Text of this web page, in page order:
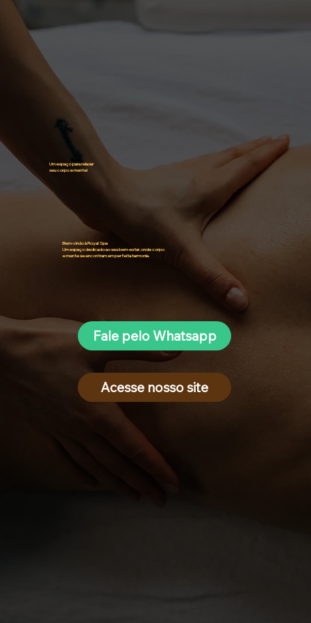
Um espaço para relaxar
seu corpo e mente!
Bem-vindo à Royal Spa
Um espaço dedicado ao seu bem-estar, onde corpo
e mente se encontram em perfeita harmonia.
Fale pelo Whatsapp
Acesse nosso site